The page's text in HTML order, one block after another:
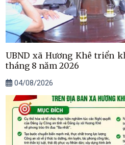
UBND xã Hương Khê triển
tháng 8 năm 2026
04/08/2026